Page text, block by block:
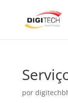
por